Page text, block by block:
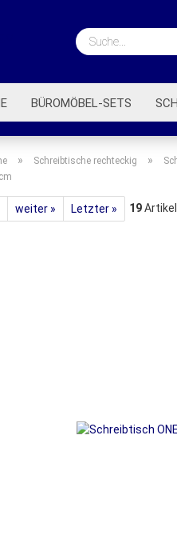
BÜROMÖBEL-SETS
BÜROSTÜHLE BÜROREGALE
» Schreibtische rechteckig »
weiter » Letzter » 19